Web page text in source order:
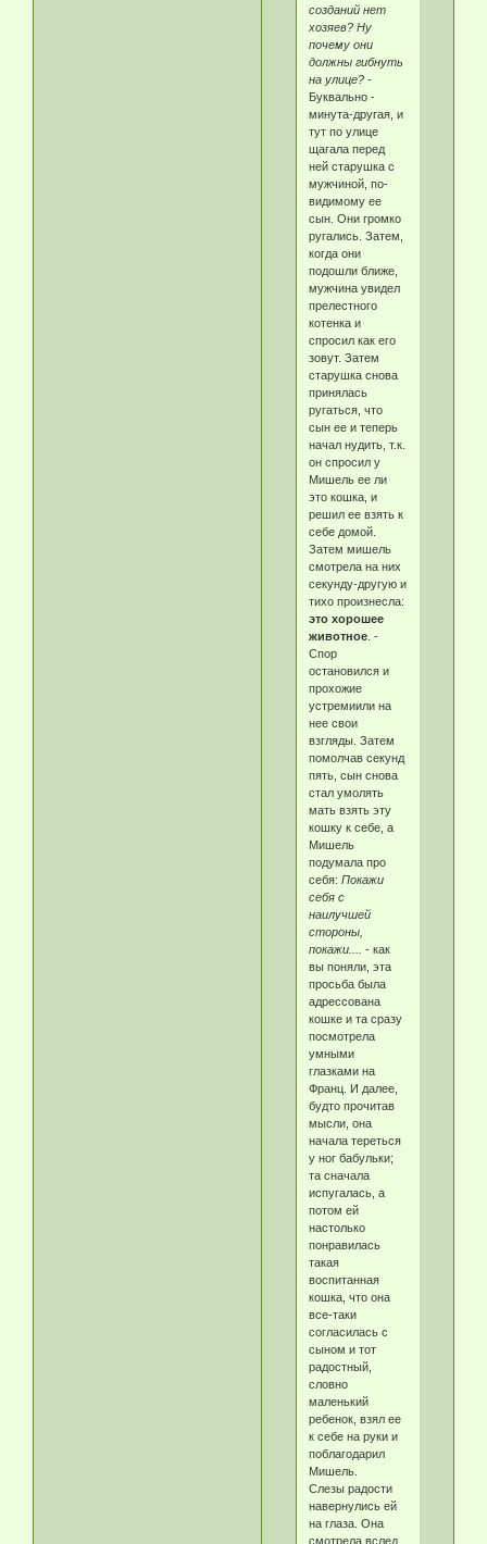
созданий нет
хозяев? Ну
почему они
должны гибнуть
на улице?-
Буквально -
минута-другая, и
тут по улице
щагала перед
ней старушка с
мужчиной, по-
видимому ее
сын. Они громко
ругались. Затем,
когда они
подошли ближе,
мужчина увидел
прелестного
котенка и
спросил как его
зовут. Затем
старушка снова
принялась
ругаться, что
сын ее и теперь
начал нудить, т.к.
он спросил у
Мишель ее ли
это кошка, и
решил ее взять к
себе домой.
Затем мишель
смотрела на них
секунду-другую и
тихо произнесла:
это хорошее
животное. -
Спор
остановился и
прохожие
устремиили на
нее свои
взгляды. Затем
помолчав секунд
пять, сын снова
стал умолять
мать взять эту
кошку к себе, а
Мишель
подумала про
себя: Покажи
себя с
наилучшей
стороны,
покажи.... - как
вы поняли, эта
просьба была
адрессована
кошке и та сразу
посмотрела
умными
глазками на
Франц. И далее,
будто прочитав
мысли, она
начала тереться
у ног бабульки;
та сначала
испугалась, а
потом ей
настолько
понравилась
такая
воспитанная
кошка, что она
все-таки
согласилась с
сыном и тот
радостный,
словно
маленький
ребенок, взял ее
к себе на руки и
поблагодарил
Мишель.
Слезы радости
навернулись ей
на глаза. Она
смотрела вслед